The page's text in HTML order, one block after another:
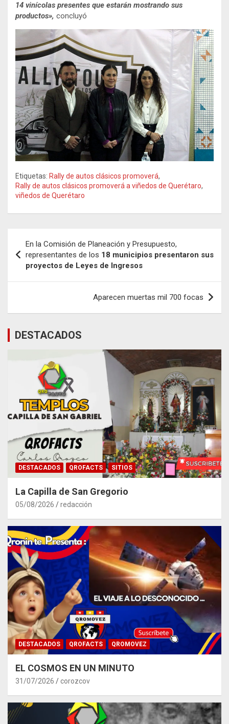
14 vinícolas presentes que estarán mostrando sus
productos», concluyó
Etiquetas: Rally de autos clásicos promoverá,
Rally de autos clásicos promoverá a viñedos de Querétaro,
viñedos de Querétaro
de
entradas
En la Comisión de Planeación y Presupuesto,
representantes de los 18 municipios presentaron sus
proyectos de Leyes de Ingresos
Aparecen muertas mil 700 focas
DESTACADOS
DESTACADOS QROFACTS SITIOS
La Capilla de San Gregorio
05/08/2026 redacción
DESTACADOS QROFACTS QROMOVEZ
EL COSMOS EN UN MINUTO
31/07/2026 corozcov